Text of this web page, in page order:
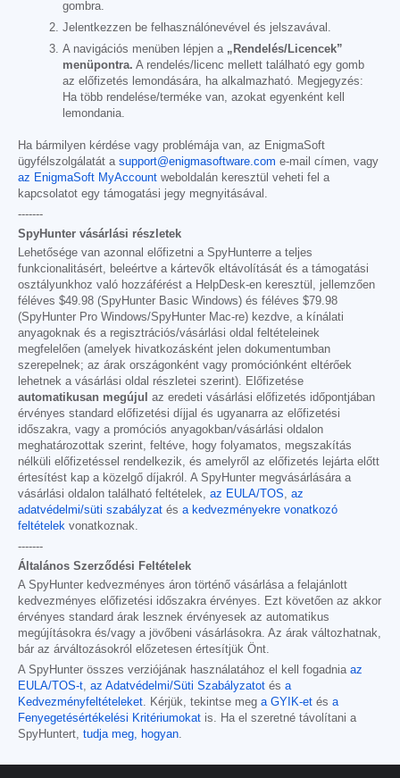
gombra.
Jelentkezzen be felhasználónevével és jelszavával.
A navigációs menüben lépjen a „Rendelés/Licencek”
menüpontra. A rendelés/licenc mellett található egy gomb
az előfizetés lemondására, ha alkalmazható. Megjegyzés:
Ha több rendelése/terméke van, azokat egyenként kell
lemondania.
Ha bármilyen kérdése vagy problémája van, az EnigmaSoft
ügyfélszolgálatát a support@enigmasoftware.com e-mail címen, vagy
az EnigmaSoft MyAccount weboldalán keresztül veheti fel a
kapcsolatot egy támogatási jegy megnyitásával.
-------
SpyHunter vásárlási részletek
Lehetősége van azonnal előfizetni a SpyHunterre a teljes
funkcionalitásért, beleértve a kártevők eltávolítását és a támogatási
osztályunkhoz való hozzáférést a HelpDesk-en keresztül, jellemzően
féléves $49.98 (SpyHunter Basic Windows) és féléves $79.98
(SpyHunter Pro Windows/SpyHunter Mac-re) kezdve, a kínálati
anyagoknak és a regisztrációs/vásárlási oldal feltételeinek
megfelelően (amelyek hivatkozásként jelen dokumentumban
szerepelnek; az árak országonként vagy promóciónként eltérőek
lehetnek a vásárlási oldal részletei szerint). Előfizetése
automatikusan megújul
az eredeti vásárlási előfizetés időpontjában
érvényes standard előfizetési díjjal és ugyanarra az előfizetési
időszakra, vagy a promóciós anyagokban/vásárlási oldalon
meghatározottak szerint, feltéve, hogy folyamatos, megszakítás
nélküli előfizetéssel rendelkezik, és amelyről az előfizetés lejárta előtt
értesítést kap a közelgő díjakról. A SpyHunter megvásárlására a
vásárlási oldalon található feltételek, az EULA/TOS, az
adatvédelmi/süti szabályzat és a kedvezményekre vonatkozó
feltételek vonatkoznak.
-------
Általános Szerződési Feltételek
A SpyHunter kedvezményes áron történő vásárlása a felajánlott
kedvezményes előfizetési időszakra érvényes. Ezt követően az akkor
érvényes standard árak lesznek érvényesek az automatikus
megújításokra és/vagy a jövőbeni vásárlásokra. Az árak változhatnak,
bár az árváltozásokról előzetesen értesítjük Önt.
A SpyHunter összes verziójának használatához el kell fogadnia az
EULA/TOS-t, az Adatvédelmi/Süti Szabályzatot és a
Kedvezményfeltételeket. Kérjük, tekintse meg a GYIK-et és a
Fenyegetésértékelési Kritériumokat is. Ha el szeretné távolítani a
SpyHuntert, tudja meg, hogyan.